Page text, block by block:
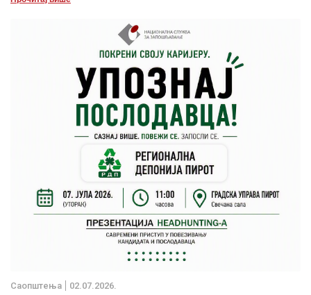
Саопштења 02.07.2026.